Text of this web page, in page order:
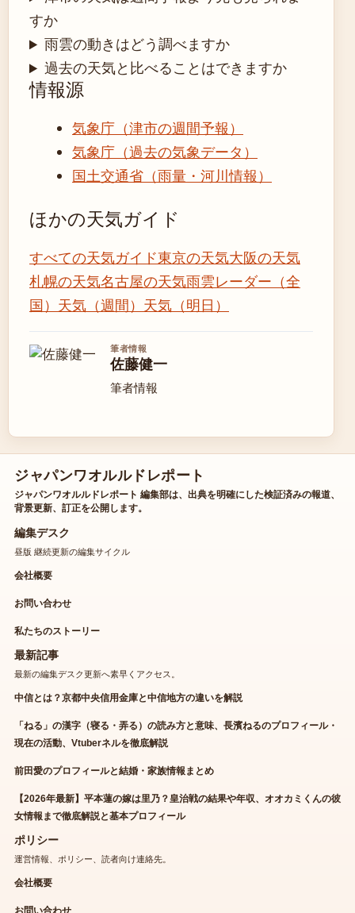
すか
雨雲の動きはどう調べますか
過去の天気と比べることはできますか
情報源
気象庁（津市の週間予報）
気象庁（過去の気象データ）
国土交通省（雨量・河川情報）
ほかの天気ガイド
すべての天気ガイド東京の天気大阪の天気
札幌の天気名古屋の天気雨雲レーダー（全
国） 天気（週間） 天気（明日）
筆者情報
佐藤健一
筆者情報
ジャパンワオルルドレポート
ジャパンワオルルドレポート 編集部は、出典を明確にした検証済みの報道、
背景更新、訂正を公開します。
編集デスク
昼版 継続更新の編集サイクル
会社概要
お問い合わせ
私たちのストーリー
最新記事
最新の編集デスク更新へ素早くアクセス。
中信とは？京都中央信用金庫と中信地方の違いを解説
「ねる」の漢字（寝る・弄る）の読み方と意味、長濱ねるのプロフィール・
現在の活動、Vtuberネルを徹底解説
前田愛のプロフィールと結婚・家族情報まとめ
【2026年最新】平本蓮の嫁は里乃？皇治戦の結果や年収、オオカミくんの彼
女情報まで徹底解説と基本プロフィール
ポリシー
運営情報、ポリシー、読者向け連絡先。
会社概要